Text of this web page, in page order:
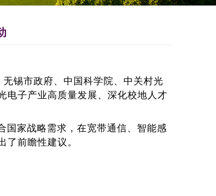
锡市政府、中国科学院、中关村光
电子产业高质量发展、深化校地人才
国家战略需求，在宽带通信、智能感
前瞻性建议。